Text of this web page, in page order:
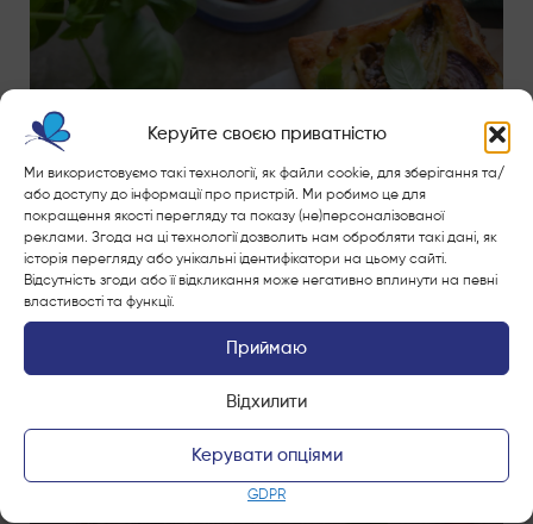
Керуйте своєю приватністю
Ми використовуємо такі технології, як файли cookie, для зберігання та/
або доступу до інформації про пристрій. Ми робимо це для
покращення якості перегляду та показу (не)персоналізованої
реклами. Згода на ці технології дозволить нам обробляти такі дані, як
історія перегляду або унікальні ідентифікатори на цьому сайті.
Відсутність згоди або її відкликання може негативно вплинути на певні
властивості та функції.
Приймаю
Відхилити
Керувати опціями
GDPR